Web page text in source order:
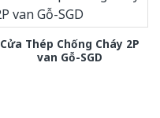
Cửa Thép Chống Cháy 2P
van Gỗ-SGD